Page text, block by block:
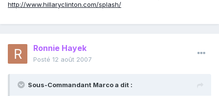
http://www.hillaryclinton.com/splash/
Ronnie Hayek
Posté 12 août 2007
Sous-Commandant Marco a dit :